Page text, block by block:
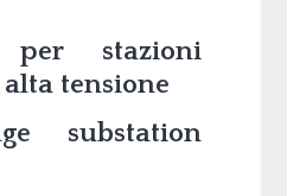
per stazioni
tensione
substation